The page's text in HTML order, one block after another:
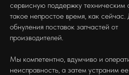
сервисную поддержку техническим
такое непростое время, как
обнуления поставок запчастей от
производителей.
Мы компетентно, вдумчиво и
неисправность, а затем устраним